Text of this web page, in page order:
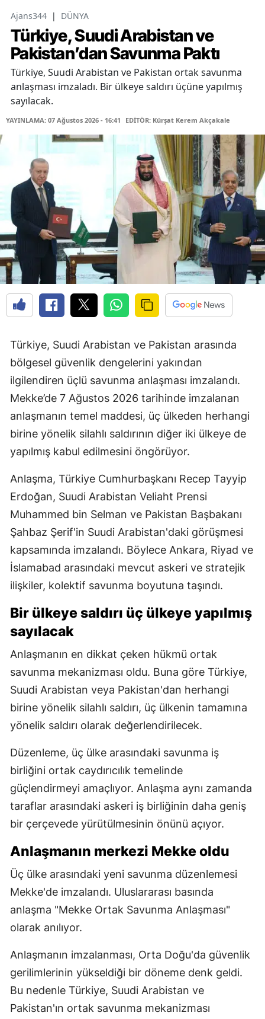
Ajans344 | DÜNYA
Türkiye, Suudi Arabistan ve
Pakistan’dan Savunma Paktı
Türkiye, Suudi Arabistan ve Pakistan ortak savunma
anlaşması imzaladı. Bir ülkeye saldırı üçüne yapılmış
sayılacak.
YAYINLAMA: 07 Ağustos 2026 - 16:41 EDİTÖR: Kürşat Kerem Akçakale
Türkiye, Suudi Arabistan ve Pakistan arasında
bölgesel güvenlik dengelerini yakından
ilgilendiren üçlü savunma anlaşması imzalandı.
Mekke’de 7 Ağustos 2026 tarihinde imzalanan
anlaşmanın temel maddesi, üç ülkeden herhangi
birine yönelik silahlı saldırının diğer iki ülkeye de
yapılmış kabul edilmesini öngörüyor.
Anlaşma, Türkiye Cumhurbaşkanı Recep Tayyip
Erdoğan, Suudi Arabistan Veliaht Prensi
Muhammed bin Selman ve Pakistan Başbakanı
Şahbaz Şerif'in Suudi Arabistan'daki görüşmesi
kapsamında imzalandı. Böylece Ankara, Riyad ve
İslamabad arasındaki mevcut askeri ve stratejik
ilişkiler, kolektif savunma boyutuna taşındı.
Bir ülkeye saldırı üç ülkeye yapılmış
sayılacak
Anlaşmanın en dikkat çeken hükmü ortak
savunma mekanizması oldu. Buna göre Türkiye,
Suudi Arabistan veya Pakistan'dan herhangi
birine yönelik silahlı saldırı, üç ülkenin tamamına
yönelik saldırı olarak değerlendirilecek.
Düzenleme, üç ülke arasındaki savunma iş
birliğini ortak caydırıcılık temelinde
güçlendirmeyi amaçlıyor. Anlaşma aynı zamanda
taraflar arasındaki askeri iş birliğinin daha geniş
bir çerçevede yürütülmesinin önünü açıyor.
Anlaşmanın merkezi Mekke oldu
Üç ülke arasındaki yeni savunma düzenlemesi
Mekke'de imzalandı. Uluslararası basında
anlaşma "Mekke Ortak Savunma Anlaşması"
olarak anılıyor.
Anlaşmanın imzalanması, Orta Doğu'da güvenlik
gerilimlerinin yükseldiği bir döneme denk geldi.
Bu nedenle Türkiye, Suudi Arabistan ve
Pakistan'ın ortak savunma mekanizması